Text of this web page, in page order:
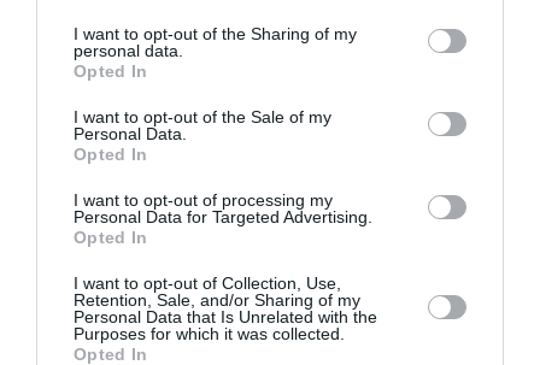
I want to opt-out of the Sharing of my
personal data.
Opted In
I want to opt-out of the Sale of my
Personal Data.
Opted In
I want to opt-out of processing my
Personal Data for Targeted Advertising.
Opted In
I want to opt-out of Collection, Use,
Retention, Sale, and/or Sharing of my
Personal Data that Is Unrelated with the
Purposes for which it was collected.
Opted In
Δείτε όλα τατελευταία νέαγια την Τέχνη και τον
Πολιτισμό στοCulturenow.gr
Νέοι Διαγωνισμοί❯
BLACK DUCK
ΓΚΑΛΕΡΙ ΤΕΧΝΗΣ - ΑΙΘΟΥΣΕΣ ΤΕΧΝΗΣ
ΕΚΘΕΣΗ ΖΩΓΡΑΦΙΚΗΣ
ΖΩΓΡΑΦΙΚΗ
ΖΩΓΡΑΦΟΣ
ΛΟΥΔΟΒΙΚΟΣ ΤΩΝ ΑΝΩΓΕΙΩΝ